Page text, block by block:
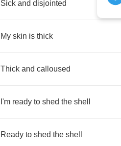
Sick and disjointed
My skin is thick
Thick and calloused
I'm ready to shed the shell
Ready to shed the shell